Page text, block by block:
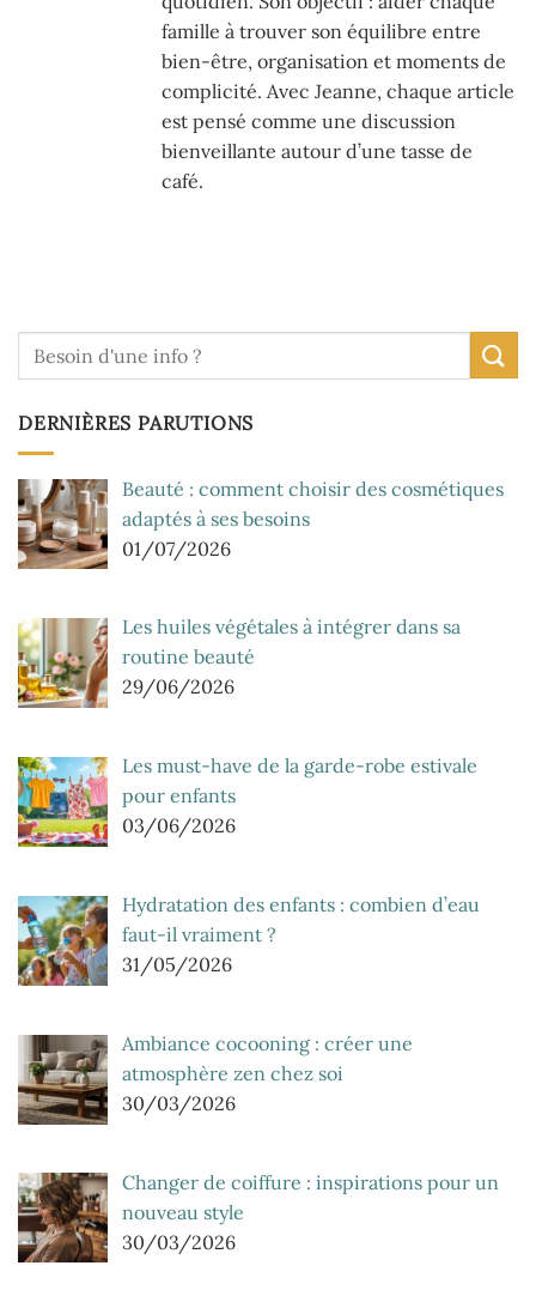
famille à trouver son équilibre entre
bien-être, organisation et moments de
complicité. Avec Jeanne, chaque article
est pensé comme une discussion
bienveillante autour d’une tasse de
café.
DERNIÈRES PARUTIONS
Beauté : comment choisir des cosmétiques
adaptés à ses besoins
01/07/2026
Les huiles végétales à intégrer dans sa
routine beauté
29/06/2026
Les must-have de la garde-robe estivale
pour enfants
03/06/2026
Hydratation des enfants : combien d’eau
faut-il vraiment ?
31/05/2026
Ambiance cocooning : créer une
atmosphère zen chez soi
30/03/2026
Changer de coiffure : inspirations pour un
nouveau style
30/03/2026